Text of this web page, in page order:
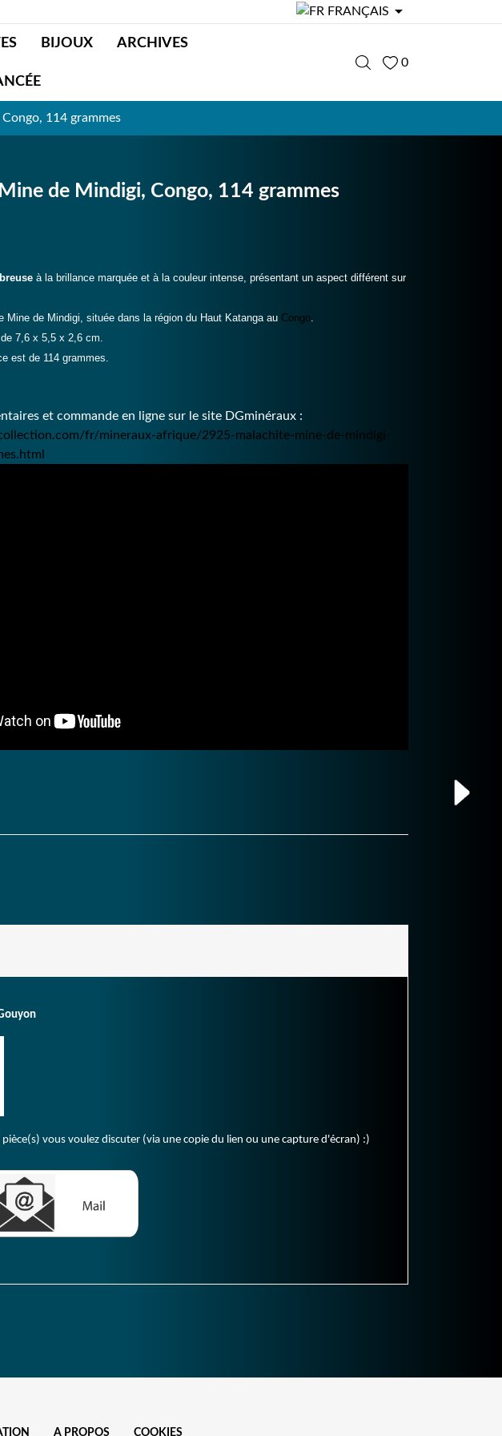
FRANÇAIS 
BIJOUX ARCHIVES
0
114 grammes
de Mindigi, Congo, 114 grammes
à la brillance marquée et à la couleur intense, présentant un aspect différent sur
Mine de Mindigi, située dans la région du Haut Katanga au Congo.
7,6 x 5,5 x 2,6 cm.
est de 114 grammes.
et commande en ligne sur le site DGminéraux :
fr/mineraux-afrique/2925-malachite-mine-de-mindigi-
vous voulez discuter (via une copie du lien ou une capture d'écran) :)
A PROPOS COOKIES